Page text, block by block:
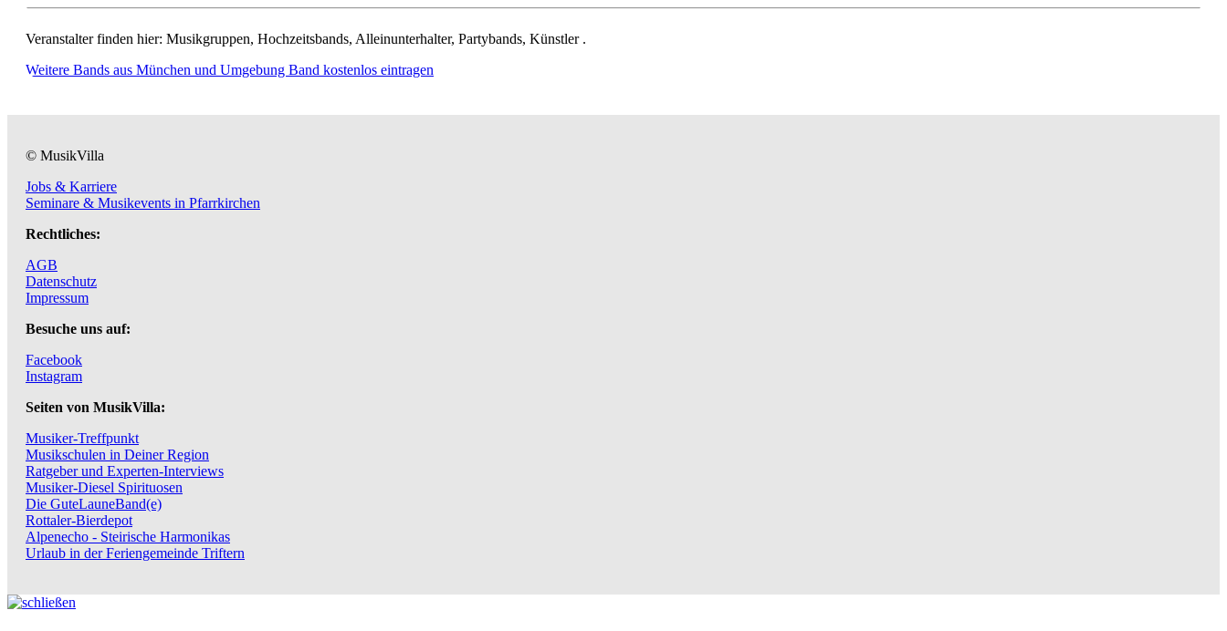
Veranstalter finden hier: Musikgruppen, Hochzeitsbands, Alleinunterhalter, Partybands, Künstler .
Weitere Bands aus München und Umgebung Band kostenlos eintragen
© MusikVilla
Jobs & Karriere
Seminare & Musikevents in Pfarrkirchen
Rechtliches:
AGB
Datenschutz
Impressum
Besuche uns auf:
Facebook
Instagram
Seiten von MusikVilla:
Musiker-Treffpunkt
Musikschulen in Deiner Region
Ratgeber und Experten-Interviews
Musiker-Diesel Spirituosen
Die GuteLauneBand(e)
Rottaler-Bierdepot
Alpenecho - Steirische Harmonikas
Urlaub in der Feriengemeinde Triftern